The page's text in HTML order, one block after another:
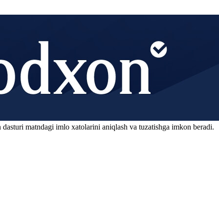
matndagi imlo xatolarini aniqlash va tuzatishga imkon beradi.